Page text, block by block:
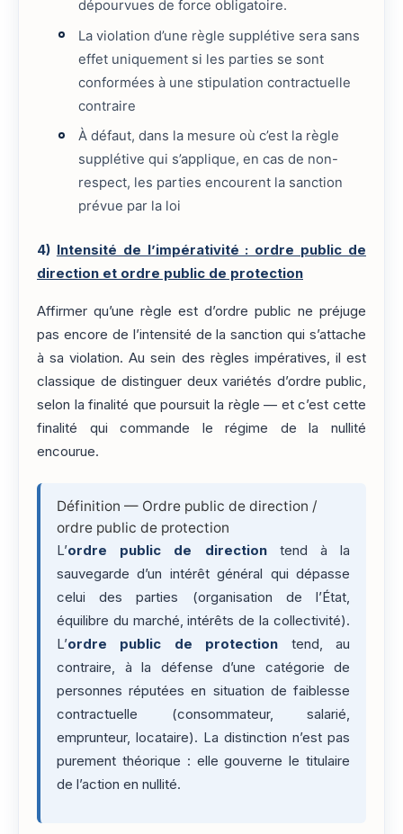
dépourvues de force obligatoire.
La violation d’une règle supplétive sera sans
effet uniquement si les parties se sont
conformées à une stipulation contractuelle
contraire
À défaut, dans la mesure où c’est la règle
supplétive qui s’applique, en cas de non-
respect, les parties encourent la sanction
prévue par la loi
4) Intensité de l’impérativité : ordre public de
direction et ordre public de protection
Affirmer qu’une règle est d’ordre public ne préjuge
pas encore de l’intensité de la sanction qui s’attache
à sa violation. Au sein des règles impératives, il est
classique de distinguer deux variétés d’ordre public,
selon la finalité que poursuit la règle — et c’est cette
finalité qui commande le régime de la nullité
encourue.
Définition — Ordre public de direction /
ordre public de protection
L’ordre public de directiontend à la
sauvegarde d’un intérêt général qui dépasse
celui des parties (organisation de l’État,
équilibre du marché, intérêts de la collectivité).
L’ordre public de protection tend, au
contraire, à la défense d’une catégorie de
personnes réputées en situation de faiblesse
contractuelle (consommateur, salarié,
emprunteur, locataire). La distinction n’est pas
purement théorique : elle gouverne le titulaire
de l’action en nullité.